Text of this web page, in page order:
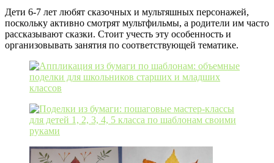
Дети 6-7 лет любят сказочных и мультяшных персонажей,
поскольку активно смотрят мультфильмы, а родители им часто
рассказывают сказки. Стоит учесть эту особенность и
организовывать занятия по соответствующей тематике.